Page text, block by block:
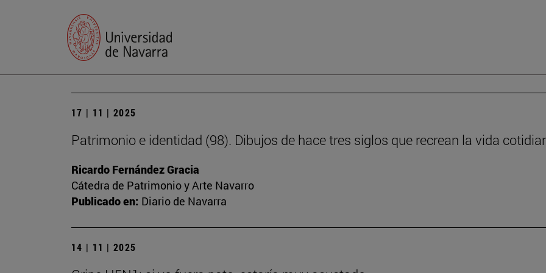
17 | 11 | 2025
Patrimonio e identidad (98). Dibujos de hace tres siglos que recrean la vida
Ricardo Fernández Gracia
Cátedra de Patrimonio y Arte Navarro
Publicado en: Diario de Navarra
14 | 11 | 2025